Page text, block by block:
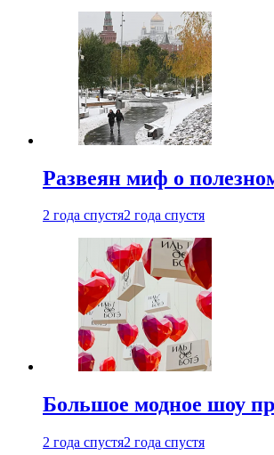
Развеян миф о
2 года спустя2 года спустя
Большое модное шоу
2 года спустя2 года спустя